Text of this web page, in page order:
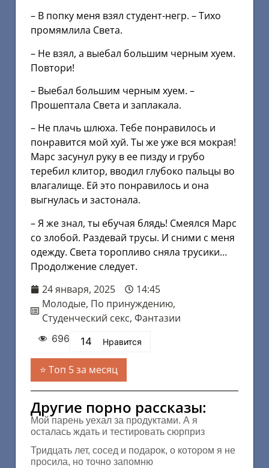
– В попку меня взял студент-негр. – Тихо
промямлила Света.
– Не взял, а выебал большим черным хуем.
Повтори!
– Выебал большим черным хуем. –
Прошептала Света и заплакала.
– Не плачь шлюха. Тебе понравилось и
понравится мой хуй. Ты же уже вся мокрая!
Марс засунул руку в ее пизду и грубо
теребил клитор, вводил глубоко пальцы во
влагалище. Ей это понравилось и она
выгнулась и застонала.
– Я же знал, ты ебучая блядь! Смеялся Марс
со злобой. Раздевай трусы. И сними с меня
одежду. Света торопливо сняла трусики…
Продолжение следует.
24 января, 2025
14:45
Молодые, По принуждению,
Студенческий секс, Фантазии
696 14 Нравится
Топ 5 за месяц
Другие порно рассказы:
Мой парень уехал за продуктами. А я
осталась ждать и тестировать сюрприз
Тридцать лет, сосед и подарок, о котором я не
просила, но точно запомню